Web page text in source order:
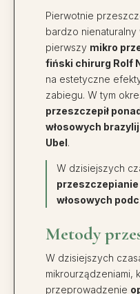
Pierwotnie
bardzo nienaturalny
pierwszy mikro
fiński chirurg Rolf
na estetyczne
zabiegu. W tym
przeszczepił
włosowych
Ubel.
W dzisiejszych
włosowych
Metody
W dzisiejszych
mikrourządzeniami,
przeprowadzenie